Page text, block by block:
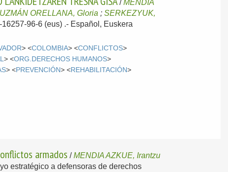
/MENDIA
ORELLANA, Gloria ;SERKEZYUK,
96-6 (eus) .- Español, Euskera
> <COLOMBIA> <CONFLICTOS>
> <ORG.DERECHOS HUMANOS>
> <PREVENCIÓN> <REHABILITACIÓN>
armados /MENDIA AZKUE, Irantzu
estratégico a defensoras de derechos